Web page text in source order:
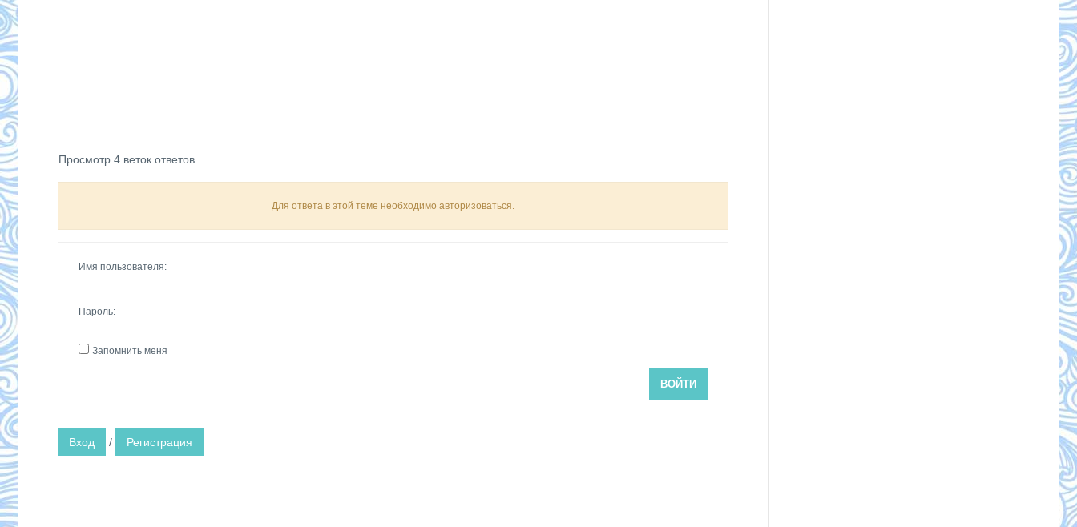
Просмотр 4 веток ответов
Для ответа в этой теме необходимо авторизоваться.
Имя пользователя:
Пароль:
Запомнить меня
ВОЙТИ
Вход / Регистрация